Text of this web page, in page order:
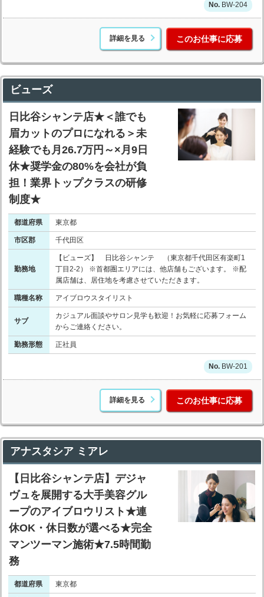
BW-204
詳細を見る このお仕事に応募
ビューズ
日比谷シャンテ店★＜誰でも
眉カットのプロになれる＞未
経験でも月26.7万円～×月9日
休★奨学金の80%を会社が負
担！業界トップクラスの研修
制度★
都道府県 東京都
市区郡 千代田区
勤務地
【ビューズ】 日比谷シャンテ （東京都千代田区有楽町1
丁目2-2） ※首都圏エリアには、他店舗もございます。 ※配
属店舗は、居住地を考慮させていただきます。
職種名称 アイブロウスタイリスト
サブ
カジュアル面談やサロン見学も歓迎！お気軽に応募フォーム
からご連絡ください。
勤務形態 正社員
BW-201
詳細を見る このお仕事に応募
アナスタシア ミアレ
【日比谷シャンテ店】デジャ
ヴュを展開する大手美容グル
ープのアイブロウリスト★連
休OK・休日数が選べる★完全
マンツーマン施術★7.5時間勤
務
都道府県 東京都